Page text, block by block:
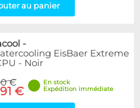
au panier
-
EisBaer Extreme
- Noir
€
€
En stock
Expédition immédiate